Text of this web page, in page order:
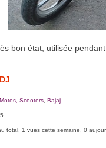
bon état, utilisée pendant
Motos, Scooters Bajaj
total, 1 vues cette semaine, 0